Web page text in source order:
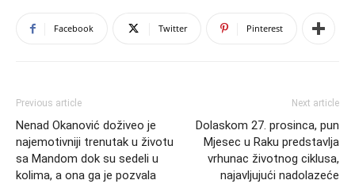
Facebook Twitter Pinterest
Previous article
Nenad Okanović doživeo je
najemotivniji trenutak u životu
sa Mandom dok su sedeli u
kolima, a ona ga je pozvala
Next article
Dolaskom 27. prosinca, pun
Mjesec u Raku predstavlja
vrhunac životnog ciklusa,
najavljujući nadolazeće